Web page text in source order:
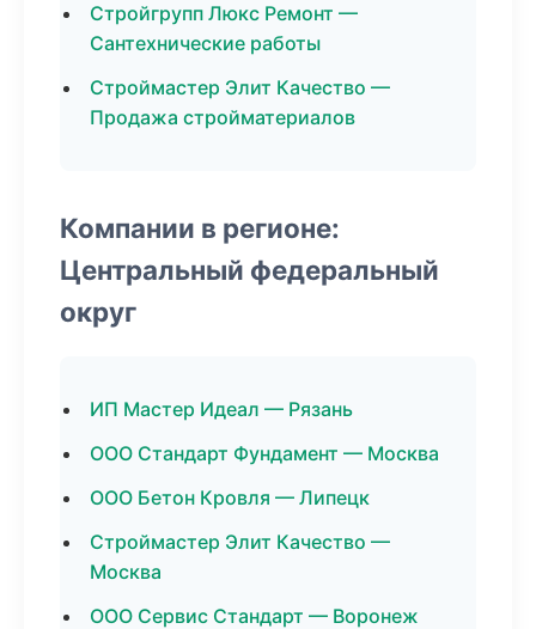
Стройгрупп Люкс Ремонт —
Сантехнические работы
Строймастер Элит Качество —
Продажа стройматериалов
Компании в регионе:
Центральный федеральный
округ
ИП Мастер Идеал — Рязань
ООО Стандарт Фундамент — Москва
ООО Бетон Кровля — Липецк
Строймастер Элит Качество —
Москва
ООО Сервис Стандарт — Воронеж